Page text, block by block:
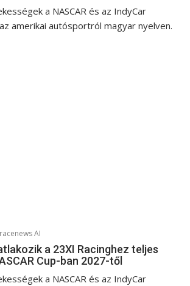
a NASCAR és az IndyCar
amerikai autósportról magyar nyelven.
AI
a 23XI Racinghez teljes
Cup-ban 2027-től
a NASCAR és az IndyCar